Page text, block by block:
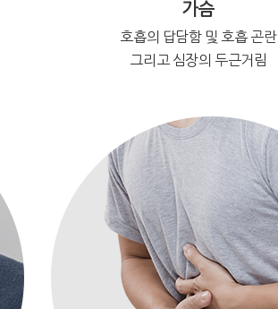
가슴
호흡의 답담함 및 호흡 곤란
그리고 심장의 두근거림